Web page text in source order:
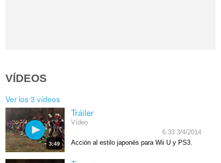
VÍDEOS
Ver los 3 vídeos
3:49
Tráiler
Vídeo
6:33 3/4/2014
Acción al estilo japonés para Wii U y PS3.